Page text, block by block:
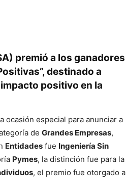
premió a los ganadores
destinado a
positivo en la
ocasión especial para anunciar a
de Grandes Empresas,
Entidades fue Ingeniería Sin
Pymes, la distinción fue para la
, el premio fue otorgado a